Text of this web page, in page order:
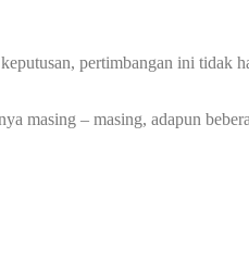
pertimbangan ini tidak
masing – masing, adapun